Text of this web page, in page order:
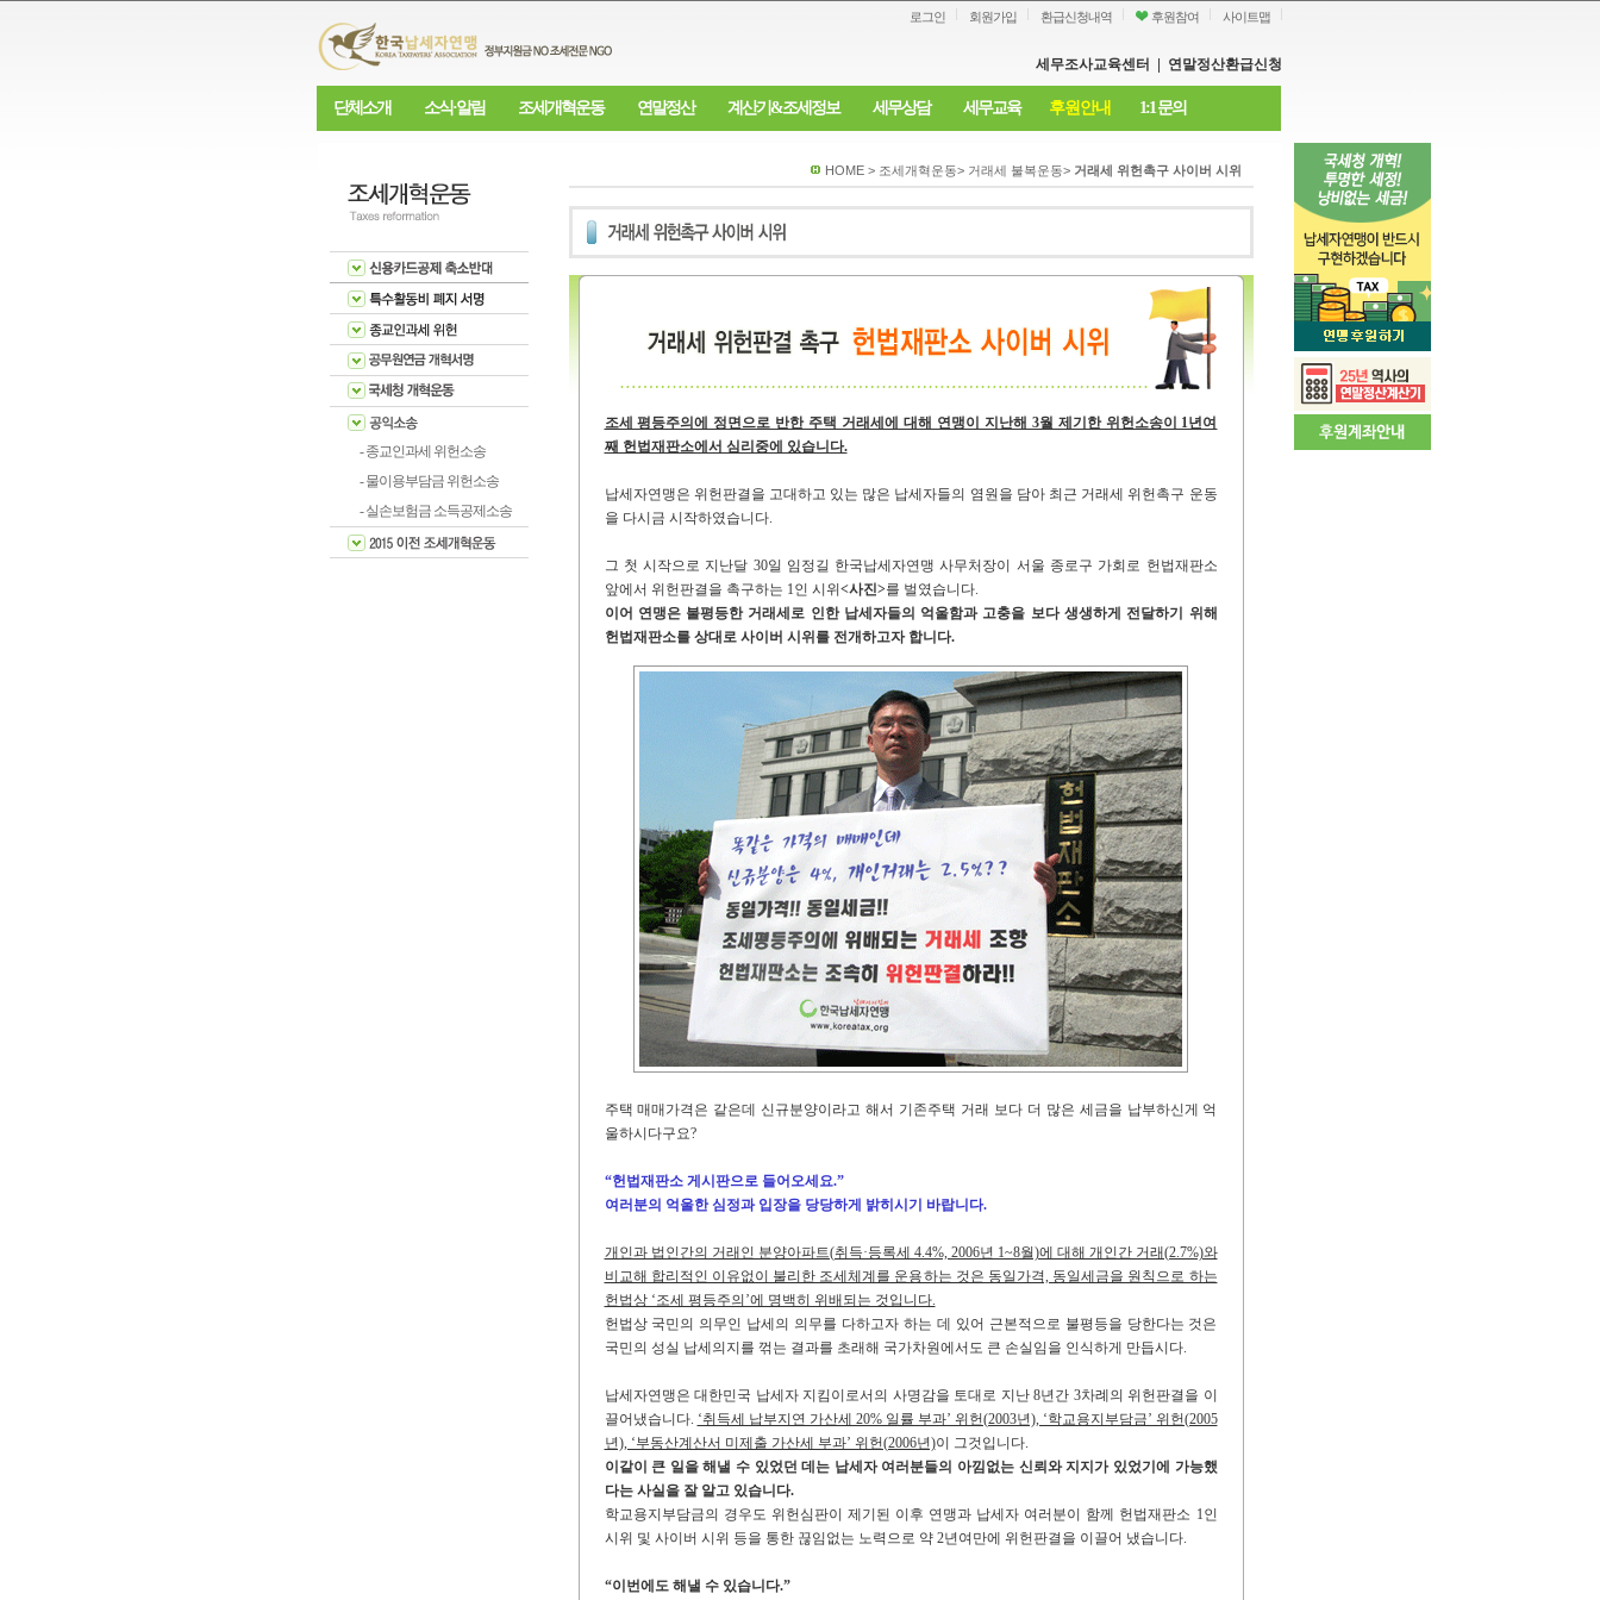
로그인 회원가입 환급신청내역 후원참여 사이트맵
세무조사교육센터 연말정산환급신청
단체소개 소식·알림 조세개혁운동 연말정산 계산기&조세정보 세무상담 세무교육 후원안내 1:1 문의
- 종교인과세 위헌소송
- 물이용부담금 위헌소송
- 실손보험금 소득공제소송
HOME > 조세개혁운동> 거래세 불복운동> 거래세 위헌촉구 사이버 시위
조세 평등주의에 정면으로 반한 주택 거래세에 대해 연맹이 지난해 3월 제기한 위헌소송이 1년여
째 헌법재판소에서 심리중에 있습니다.
납세자연맹은 위헌판결을 고대하고 있는 많은 납세자들의 염원을 담아 최근 거래세 위헌촉구 운동
을 다시금 시작하였습니다.
그 첫 시작으로 지난달 30일 임정길 한국납세자연맹 사무처장이 서울 종로구 가회로 헌법재판소
앞에서 위헌판결을 촉구하는 1인 시위 <사진>를 벌였습니다.
이어 연맹은 불평등한 거래세로 인한 납세자들의 억울함과 고충을 보다 생생하게 전달하기 위해
헌법재판소를 상대로 사이버 시위를 전개하고자 합니다.
주택 매매가격은 같은데 신규분양이라고 해서 기존주택 거래 보다 더 많은 세금을 납부하신게 억
울하시다구요?
“헌법재판소 게시판으로 들어오세요.”
여러분의 억울한 심정과 입장을 당당하게 밝히시기 바랍니다.
개인과 법인간의 거래인 분양아파트(취득·등록세 4.4%, 2006년 1~8월)에 대해 개인간 거래(2.7%)와
비교해 합리적인 이유없이 불리한 조세체계를 운용하는 것은 동일가격, 동일세금을 원칙으로 하는
헌법상 ‘조세 평등주의’에 명백히 위배되는 것입니다.
헌법상 국민의 의무인 납세의 의무를 다하고자 하는 데 있어 근본적으로 불평등을 당한다는 것은
국민의 성실 납세의지를 꺾는 결과를 초래해 국가차원에서도 큰 손실임을 인식하게 만듭시다.
납세자연맹은 대한민국 납세자 지킴이로서의 사명감을 토대로 지난 8년간 3차례의 위헌판결을 이
끌어냈습니다. ‘취득세 납부지연 가산세 20% 일률 부과’ 위헌(2003년), ‘학교용지부담금’ 위헌(2005
년), ‘부동산계산서 미제출 가산세 부과’ 위헌(2006년)이 그것입니다.
이같이 큰 일을 해낼 수 있었던 데는 납세자 여러분들의 아낌없는 신뢰와 지지가 있었기에 가능했
다는 사실을 잘 알고 있습니다.
학교용지부담금의 경우도 위헌심판이 제기된 이후 연맹과 납세자 여러분이 함께 헌법재판소 1인
시위 및 사이버 시위 등을 통한 끊임없는 노력으로 약 2년여만에 위헌판결을 이끌어 냈습니다.
“이번에도 해낼 수 있습니다.”